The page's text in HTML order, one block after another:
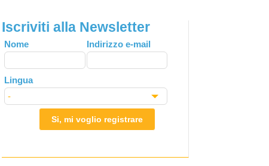
Iscriviti alla Newsletter
Leave
this
field
blank
Nome Indirizzo e-mail
Lingua
Si, mi voglio registrare